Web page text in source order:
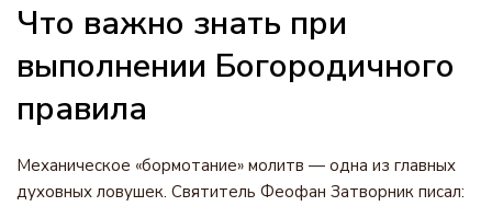
Что важно знать при
выполнении Богородичного
правила
Механическое «бормотание» молитв — одна из главных
духовных ловушек. Святитель Феофан Затворник писал: